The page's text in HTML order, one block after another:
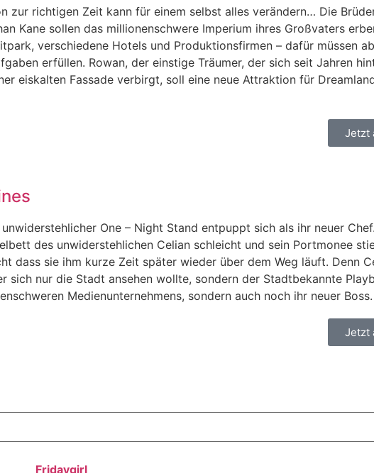
zur richtigen Zeit kann für einem selbst alles verändern… Die
Kane sollen das millionenschwere Imperium ihres Großvaters
verschiedene Hotels und Produktionsfirmen – dafür müssen
erfüllen. Rowan, der einstige Träumer, der sich seit Jahren
eiskalten Fassade verbirgt, soll eine neue Attraktion für
Jetzt
One – Night Stand entpuppt sich als ihr neuer
des unwiderstehlichen Celian schleicht und sein Portmonee
dass sie ihm kurze Zeit später wieder über dem Weg läuft. Denn
sich nur die Stadt ansehen wollte, sondern der Stadtbekannte
Medienunternehmens, sondern auch noch ihr neuer Boss.
Jetzt
Fridaygirl